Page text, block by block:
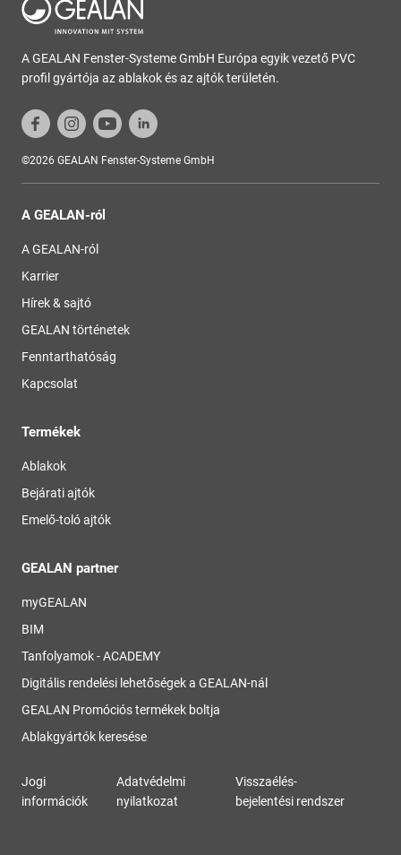
A GEALAN Fenster-Systeme GmbH Európa egyik vezető PVC
profil gyártója az ablakok és az ajtók területén.
©2026 GEALAN Fenster-Systeme GmbH
A GEALAN-ról
A GEALAN-ról
Karrier
Hírek & sajtó
GEALAN történetek
Fenntarthatóság
Kapcsolat
Termékek
Ablakok
Bejárati ajtók
Emelő-toló ajtók
GEALAN partner
myGEALAN
BIM
Tanfolyamok - ACADEMY
Digitális rendelési lehetőségek a GEALAN-nál
GEALAN Promóciós termékek boltja
Ablakgyártók keresése
Jogi
információk
Adatvédelmi
nyilatkozat
Visszaélés-
bejelentési rendszer